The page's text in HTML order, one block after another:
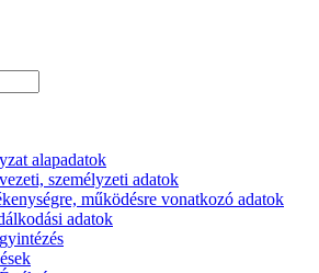
alapadatok
személyzeti adatok
működésre vonatkozó adatok
adatok